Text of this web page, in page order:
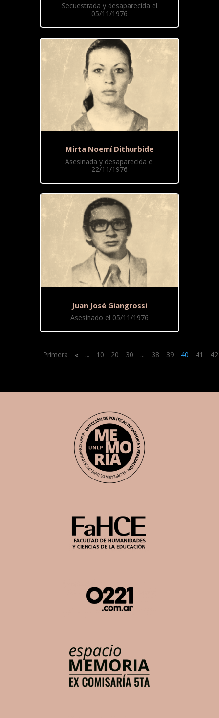
Secuestrada y desaparecida el
05/11/1976
Mirta Noemí Dithurbide
Asesinada y desaparecida el
22/11/1976
Juan José Giangrossi
Asesinado el 05/11/1976
Primera « ... 10 20 30 ... 38 39 40 41 42